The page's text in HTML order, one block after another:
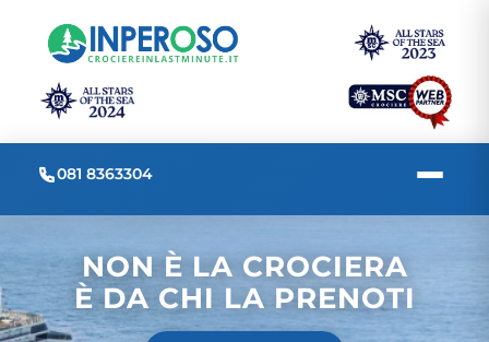
081 8363304
NON È LA CROCIERA
È DA CHI LA PRENOTI